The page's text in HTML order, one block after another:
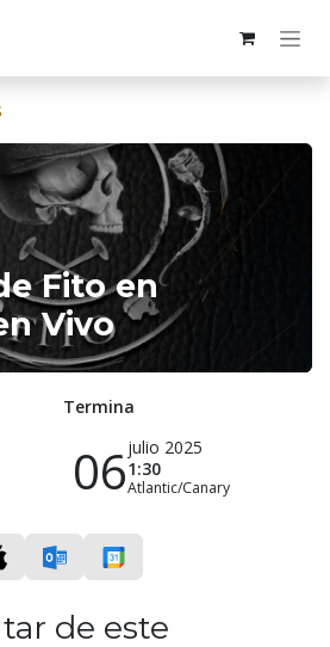
Fito en
Vivo
Termina
06julio 2025
1:30
Atlantic/Canary
de este